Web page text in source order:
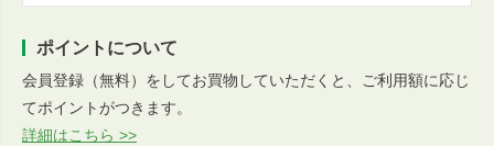
ポイントについて
会員登録（無料）をしてお買物していただくと、ご利用額に応じ
てポイントがつきます。
詳細はこちら >>